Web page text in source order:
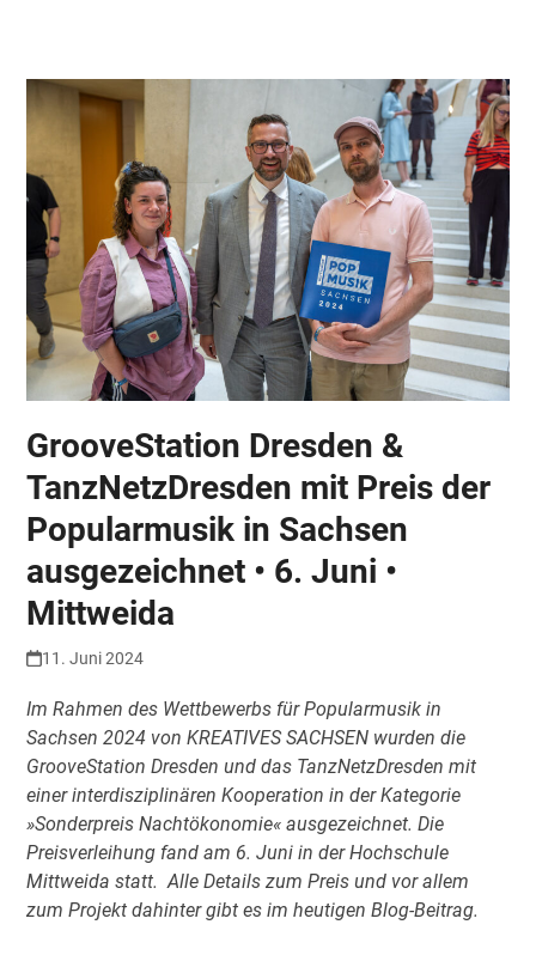
menu
menu
GrooveStation Dresden &
TanzNetzDresden mit Preis der
Popularmusik in Sachsen
ausgezeichnet • 6. Juni •
Mittweida
11. Juni 2024
Im Rahmen des Wettbewerbs für Popularmusik in
Sachsen 2024 von KREATIVES SACHSEN wurden die
GrooveStation Dresden und das TanzNetzDresden mit
einer interdisziplinären Kooperation in der Kategorie
»Sonderpreis Nachtökonomie« ausgezeichnet. Die
Preisverleihung fand am 6. Juni in der Hochschule
Mittweida statt. Alle Details zum Preis und vor allem
zum Projekt dahinter gibt es im heutigen Blog-Beitrag.